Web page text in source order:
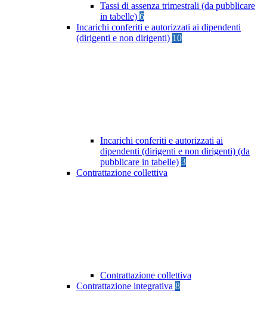
Tassi di assenza trimestrali (da pubblicare
in tabelle) 6
Incarichi conferiti e autorizzati ai dipendenti
(dirigenti e non dirigenti) 10
Incarichi conferiti e autorizzati ai
dipendenti (dirigenti e non dirigenti) (da
pubblicare in tabelle) 3
Contrattazione collettiva
Contrattazione collettiva
Contrattazione integrativa 8